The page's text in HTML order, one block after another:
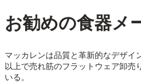
お勧めの食器メ
マッカレンは品質と革新的なデザイ
以上で売れ筋のフラットウェア卸売
いる。